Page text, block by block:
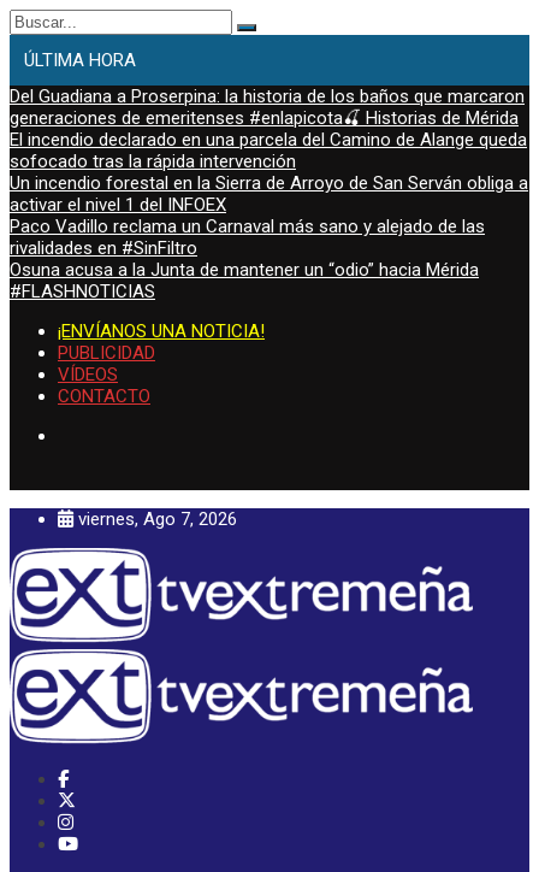
Buscar:
ÚLTIMA HORA
Del Guadiana a Proserpina: la historia de los baños que marcaron
generaciones de emeritenses #enlapicota🍒 Historias de Mérida
El incendio declarado en una parcela del Camino de Alange queda
sofocado tras la rápida intervención
Un incendio forestal en la Sierra de Arroyo de San Serván obliga a
activar el nivel 1 del INFOEX
Paco Vadillo reclama un Carnaval más sano y alejado de las
rivalidades en #SinFiltro
Osuna acusa a la Junta de mantener un “odio” hacia Mérida
#FLASHNOTICIAS
¡ENVÍANOS UNA NOTICIA!
PUBLICIDAD
VÍDEOS
CONTACTO
viernes, Ago 7, 2026